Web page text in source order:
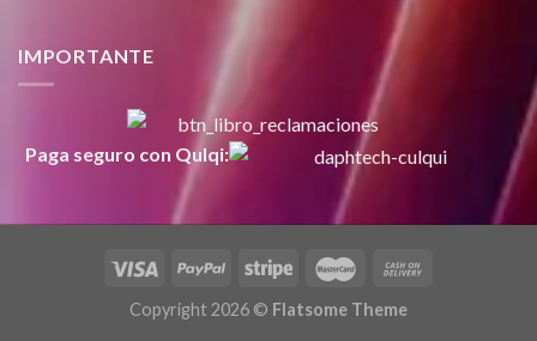
IMPORTANTE
Paga seguro con Qulqi:
Copyright 2026 © Flatsome Theme